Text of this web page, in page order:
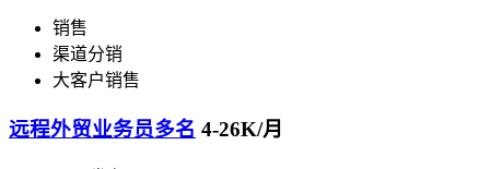
销售
渠道分销
大客户销售
远程外贸业务员多名 4-26K/月